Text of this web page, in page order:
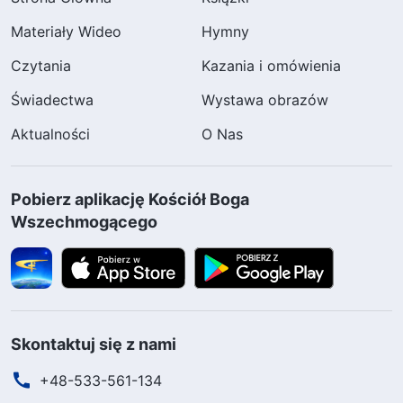
Spytałam więc siostrę Zong, czy przyjęła
Błyskawicę ze Wschodu. Przytaknęła i
powiedziała: „Pan powrócił jako Bóg
wykorzenić naszą grzeszną, skażoną naturę i
Słysząc jej słowa, czułam, że muszę wysłuchać
Wszechmogącego.
Materiały Wideo
Hymny
Czytania
Kazania i omówienia
Świadectwa
Wystawa obrazów
Aktualności
O Nas
Pobierz aplikację Kościół Boga
Wszechmogącego
Skontaktuj się z nami
+48-533-561-134